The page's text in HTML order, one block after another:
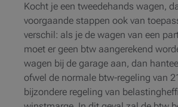
Kocht je een tweedehands wagen,
voorgaande stappen ook van
verschil: als je de wagen van een
moet er geen btw aangerekend
wagen bij de garage aan, dan
ofwel de normale btw-regeling van
bijzondere regeling van